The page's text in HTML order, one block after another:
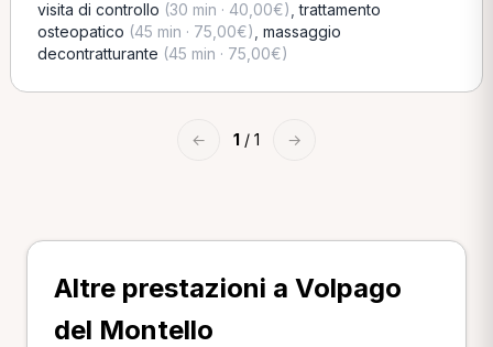
visita di controllo (30 min · 40,00€) ,trattamento
osteopatico (45 min · 75,00€) massaggio
decontratturante (45 min · 75,00€)
← 1 / 1 →
Altre prestazioni a Volpago
del Montello